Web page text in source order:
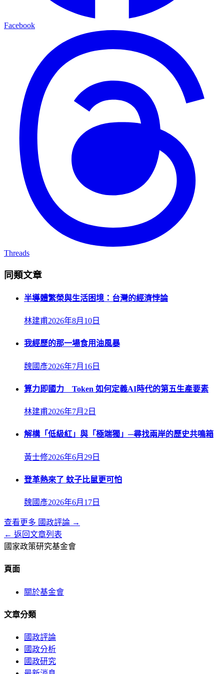
Facebook
Threads
同類文章
半導體繁榮與生活困境：台灣的經濟悖論
林建甫2026年8月10日
我經歷的那一場食用油風暴
魏國彥2026年7月16日
算力即國力 Token 如何定義AI時代的第五生產要素
林建甫2026年7月2日
解構「低級紅」與「極端獨」─尋找兩岸的歷史共鳴箱
黃士修2026年6月29日
登革熱來了 蚊子比鼠更可怕
魏國彥2026年6月17日
查看更多 國政評論 →
← 返回文章列表
國家政策研究基金會
頁面
關於基金會
文章分類
國政評論
國政分析
國政研究